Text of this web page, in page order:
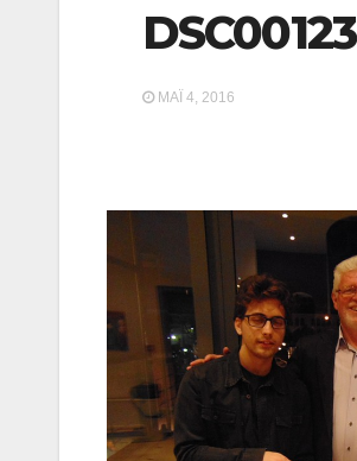
DSC00123
ΜΆΙ 4, 2016